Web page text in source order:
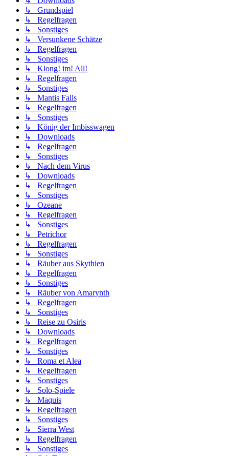
↳ Grundspiel
↳ Regelfragen
↳ Sonstiges
↳ Versunkene Schätze
↳ Regelfragen
↳ Sonstiges
↳ Klong! im! All!
↳ Regelfragen
↳ Sonstiges
↳ Mantis Falls
↳ Regelfragen
↳ Sonstiges
↳ König der Imbisswagen
↳ Downloads
↳ Regelfragen
↳ Sonstiges
↳ Nach dem Virus
↳ Downloads
↳ Regelfragen
↳ Sonstiges
↳ Ozeane
↳ Regelfragen
↳ Sonstiges
↳ Petrichor
↳ Regelfragen
↳ Sonstiges
↳ Räuber aus Skythien
↳ Regelfragen
↳ Sonstiges
↳ Räuber von Amarynth
↳ Regelfragen
↳ Sonstiges
↳ Reise zu Osiris
↳ Downloads
↳ Regelfragen
↳ Sonstiges
↳ Roma et Alea
↳ Regelfragen
↳ Sonstiges
↳ Solo-Spiele
↳ Maquis
↳ Regelfragen
↳ Sonstiges
↳ Sierra West
↳ Regelfragen
↳ Sonstiges